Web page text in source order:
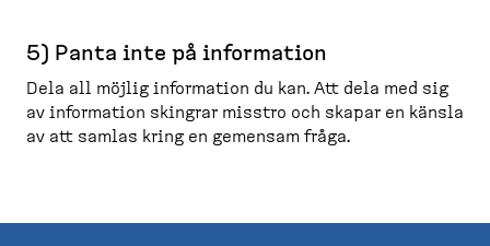
5) Panta inte på information
Dela all möjlig information du kan. Att dela med sig
av information skingrar misstro och skapar en känsla
av att samlas kring en gemensam fråga.